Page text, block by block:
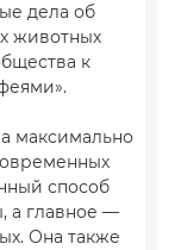
дела об
животных
к
максимально
способ
а главное —
Она также